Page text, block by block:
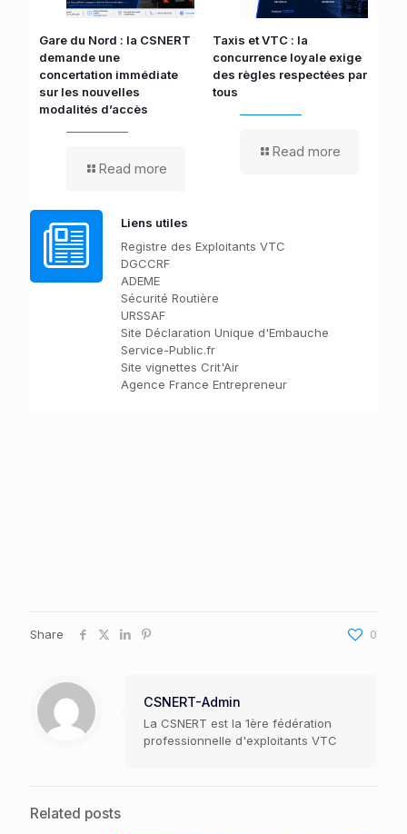
Gare du Nord : la CSNERT
demande une
concertation immédiate
sur les nouvelles
modalités d’accès
Read more
Taxis et VTC : la
concurrence loyale exige
des règles respectées par
tous
Read more
Liens utiles
Registre des Exploitants VTC
DGCCRF
ADEME
Sécurité Routière
URSSAF
Site Déclaration Unique d'Embauche
Service-Public.fr
Site vignettes Crit'Air
Agence France Entrepreneur
Share 0
CSNERT-Admin
La CSNERT est la 1ère fédération
professionnelle d'exploitants VTC
Related posts